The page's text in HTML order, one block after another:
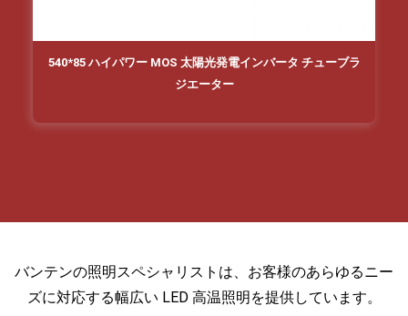
540*85 ハイパワー MOS 太陽光発電インバータ チューブラ
ジエーター
バンテンの照明スペシャリストは、お客様のあらゆるニー
ズに対応する幅広い LED 高温照明を提供しています。